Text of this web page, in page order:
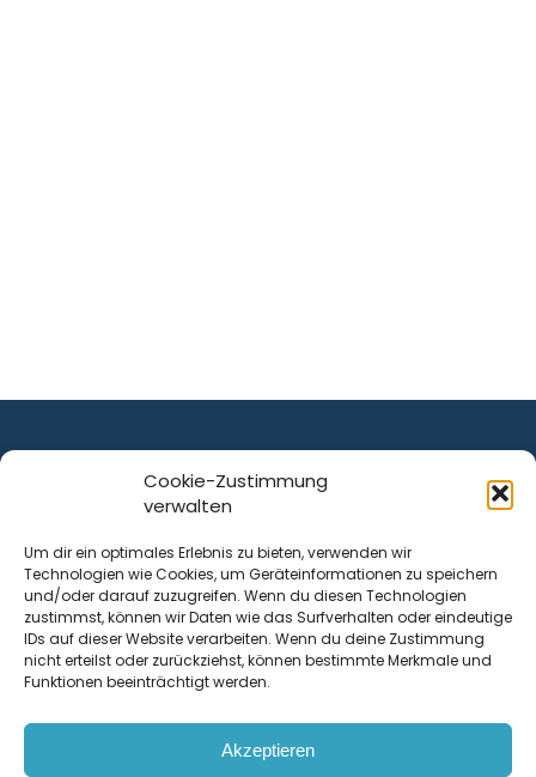
Cookie-Zustimmung
verwalten
Um dir ein optimales Erlebnis zu bieten, verwenden wir
Technologien wie Cookies, um Geräteinformationen zu speichern
und/oder darauf zuzugreifen. Wenn du diesen Technologien
zustimmst, können wir Daten wie das Surfverhalten oder eindeutige
IDs auf dieser Website verarbeiten. Wenn du deine Zustimmung
nicht erteilst oder zurückziehst, können bestimmte Merkmale und
Funktionen beeinträchtigt werden.
Akzeptieren
ist ein Service von
Krenn Real GmbH
Tischlerstraße 12
4050Traun| Österreich
Kontakt